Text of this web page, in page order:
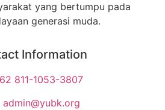
yang bertumpu pada
generasi muda.
Information
62 811-1053-3807
admin@yubk.org